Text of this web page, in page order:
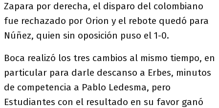
Zapara por derecha, el disparo del colombiano
fue rechazado por Orion y el rebote quedó para
Núñez, quien sin oposición puso el 1-0.
Boca realizó los tres cambios al mismo tiempo, en
particular para darle descanso a Erbes, minutos
de competencia a Pablo Ledesma, pero
Estudiantes con el resultado en su favor ganó